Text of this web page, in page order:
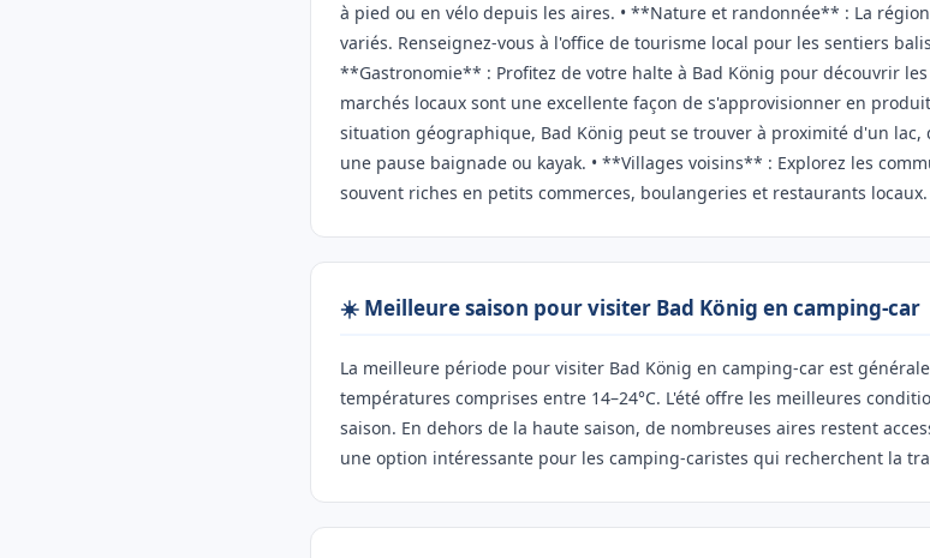
à pied ou en vélo depuis les aires. • **Nature et randonnée** : La
variés. Renseignez-vous à l'office de tourisme local pour les sentiers
**Gastronomie** : Profitez de votre halte à Bad König pour découvrir
marchés locaux sont une excellente façon de s'approvisionner en
situation géographique, Bad König peut se trouver à proximité d'un
une pause baignade ou kayak. • **Villages voisins** : Explorez les
souvent riches en petits commerces, boulangeries et restaurants locaux.
☀️ Meilleure saison pour visiter Bad König en camping-car
La meilleure période pour visiter Bad König en camping-car est
températures comprises entre 14–24°C. L'été offre les meilleures
saison. En dehors de la haute saison, de nombreuses aires restent
une option intéressante pour les camping-caristes qui recherchent la